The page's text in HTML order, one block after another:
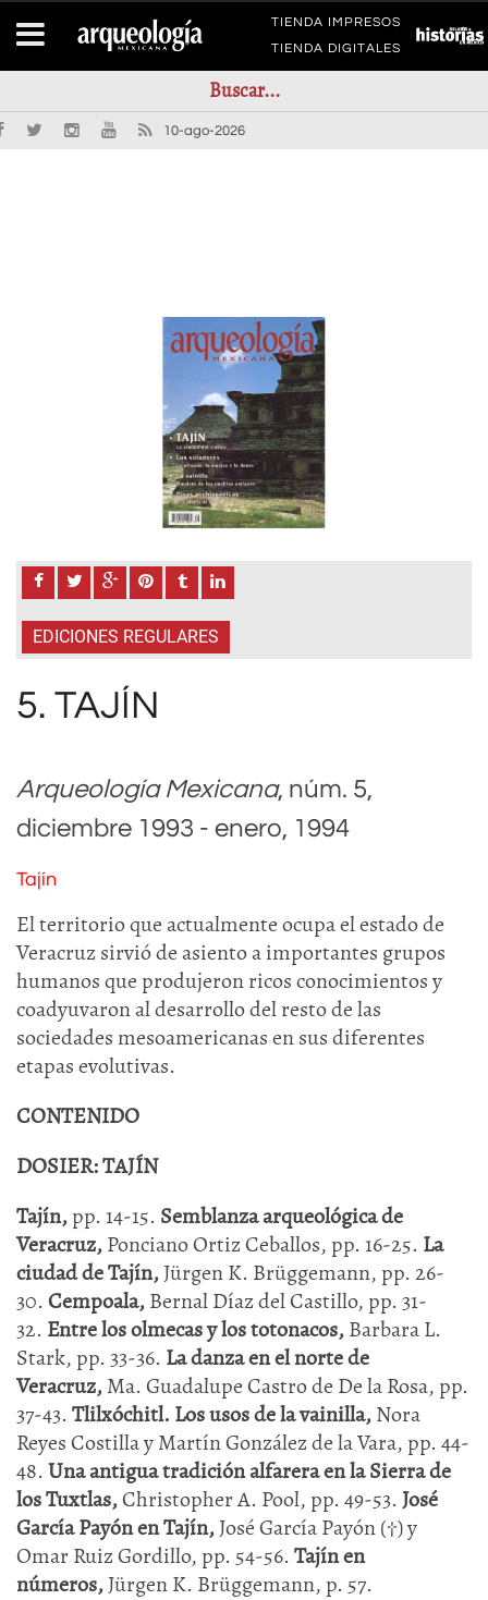
TIENDA IMPRESOS
TIENDA DIGITALES
10-ago-2026
EDICIONES REGULARES
5. TAJÍN
Arqueología Mexicana, núm. 5,
diciembre 1993 - enero, 1994
Tajín
El territorio que actualmente ocupa el estado de
Veracruz sirvió de asiento a importantes grupos
humanos que produjeron ricos conocimientos y
coadyuvaron al desarrollo del resto de las
sociedades mesoamericanas en sus diferentes
etapas evolutivas.
CONTENIDO
DOSIER:TAJÍN
Tajín,pp. 14-15. Semblanza arqueológica de
Veracruz,Ponciano Ortiz Ceballos, pp. 16-25. La
ciudad de Tajín,Jürgen K. Brüggemann, pp. 26-
30.Cempoala,Bernal Díaz del Castillo, pp. 31-
32. Entre los olmecas y los totonacos,Barbara L.
Stark, pp. 33-36. La danza en el norte de
Veracruz,Ma. Guadalupe Castro de De la Rosa, pp.
37-43.Tlilxóchitl. Los usos de la vainilla,Nora
Reyes Costilla y Martín González de la Vara, pp. 44-
48.Una antigua tradición alfarera en la Sierra de
los Tuxtlas,Christopher A. Pool, pp. 49-53.José
García Payón en Tajín,José García Payón (†) y
Omar Ruiz Gordillo, pp. 54-56.Tajín en
números,Jürgen K. Brüggemann, p. 57.